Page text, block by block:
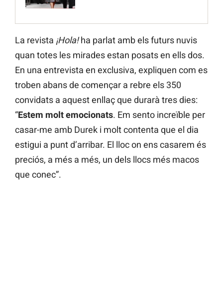
La revista ¡Hola!ha parlat amb els futurs nuvis
quan totes les mirades estan posats en ells dos.
En una entrevista en exclusiva, expliquen com es
troben abans de començar a rebre els 350
convidats a aquest enllaç que durarà tres dies:
“Estem molt emocionats. Em sento increïble per
casar-me amb Durek i molt contenta que el dia
estigui a punt d’arribar. El lloc on ens casarem és
preciós, a més a més, un dels llocs més macos
que conec”.